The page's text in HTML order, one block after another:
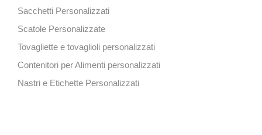
Sacchetti Personalizzati
Scatole Personalizzate
Tovagliette e tovaglioli personalizzati
Contenitori per Alimenti personalizzati
Nastri e Etichette Personalizzati